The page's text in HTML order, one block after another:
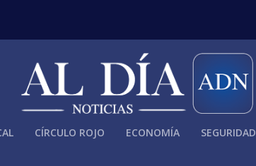
CÍRCULO ROJO ECONOMÍA SEGURIDAD